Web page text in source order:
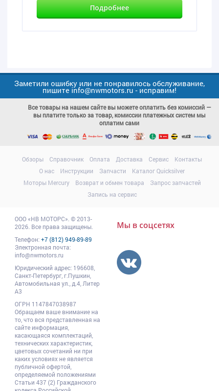
Подробнее
Заметили ошибку или не понравилось обслуживание,
пишите info@nwmotors.ru - исправим!
Все товары на нашем сайте вы можете оплатить без комиссий —
вы платите только за товар, комиссии платежных систем мы
оплатим сами
Обзоры Справочник Оплата Доставка Сервис
Контакты
О нас
Инструкции Запчасти
Каталог Quicksilver
Моторы Mercury
Возврат и обмен товара
Запрос запчастей
Запись на сервис
ООО«НВ МОТОРС» © 2013-
2026. Все права защищены.
Телефон: +7 (812) 949-89-89
Электронная почта:
info@nwmotors.ru
Юридический адрес: 196608
Санкт-Петербург, г.Пушкин
Автомобильная ул., д.4, Литер
А3
ОГРН 1147847038987
Обращаем ваше внимание на
то, что вся представленная на
сайте информация,
касающаяся комплектаций,
технических характеристик,
цветовых сочетаний ни при
каких условиях не является
публичной офертой,
определяемой положениями
Статьи 437 (2) Гражданского
Мы в соцсетях